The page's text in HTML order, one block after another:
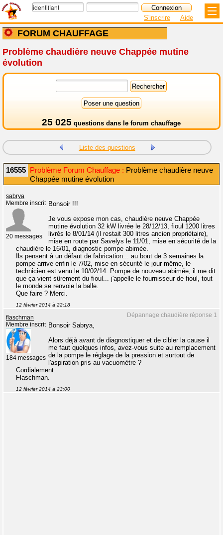
FORUM CHAUFFAGE
S'inscrire Aide
Problème chaudière neuve Chappée mutine
évolution
25 025 questions dans le forum chauffage
Liste des questions
16555 Problème Forum Chauffage : Problème chaudière neuve
Chappée mutine évolution
sabrya
Membre inscrit
20 messages
Bonsoir !!!
Je vous expose mon cas, chaudière neuve Chappée
mutine évolution 32 kW livrée le 28/12/13, fioul 1200 litres
livrés le 8/01/14 (il restait 300 litres ancien propriétaire),
mise en route par Savelys le 11/01, mise en sécurité de la
chaudière le 16/01, diagnostic pompe abimée.
Ils pensent à un défaut de fabrication... au bout de 3 semaines la
pompe arrive enfin le 7/02, mise en sécurité le jour même, le
technicien est venu le 10/02/14. Pompe de nouveau abimée, il me dit
que ça vient sûrement du fioul... j'appelle le fournisseur de fioul, tout
le monde se renvoie la balle.
Que faire ? Merci.
12 février 2014 à 22:18
Dépannage chaudière réponse 1
flaschman
Membre inscrit
184 messages
Bonsoir Sabrya,
Alors déjà avant de diagnostiquer et de cibler la cause il
me faut quelques infos, avez-vous suite au remplacement
de la pompe le réglage de la pression et surtout de
l'aspiration pris au vacuomètre ?
Cordialement.
Flaschman.
12 février 2014 à 23:00